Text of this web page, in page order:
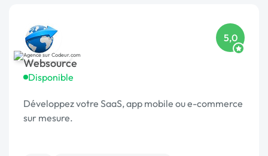
Websource
Disponible
5,0
Développez votre SaaS, app mobile ou e-commerce
sur mesure.